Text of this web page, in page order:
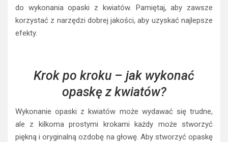
do wykonania opaski z kwiatów. Pamiętaj, aby zawsze
korzystać z narzędzi dobrej jakości, aby uzyskać najlepsze
efekty.
Krok po kroku – jak wykonać
opaskę z kwiatów?
Wykonanie opaski z kwiatów może wydawać się trudne,
ale z kilkoma prostymi krokami każdy może stworzyć
piękną i oryginalną ozdobę na głowę. Aby stworzyć opaskę